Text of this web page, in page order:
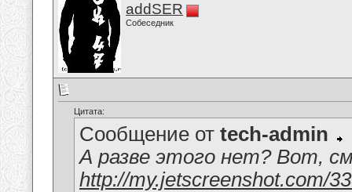
addSER
Собеседник
Цитата:
Сообщение от tech-admin
А разве этого нет? Вот,
http://my.jetscreenshot.com/